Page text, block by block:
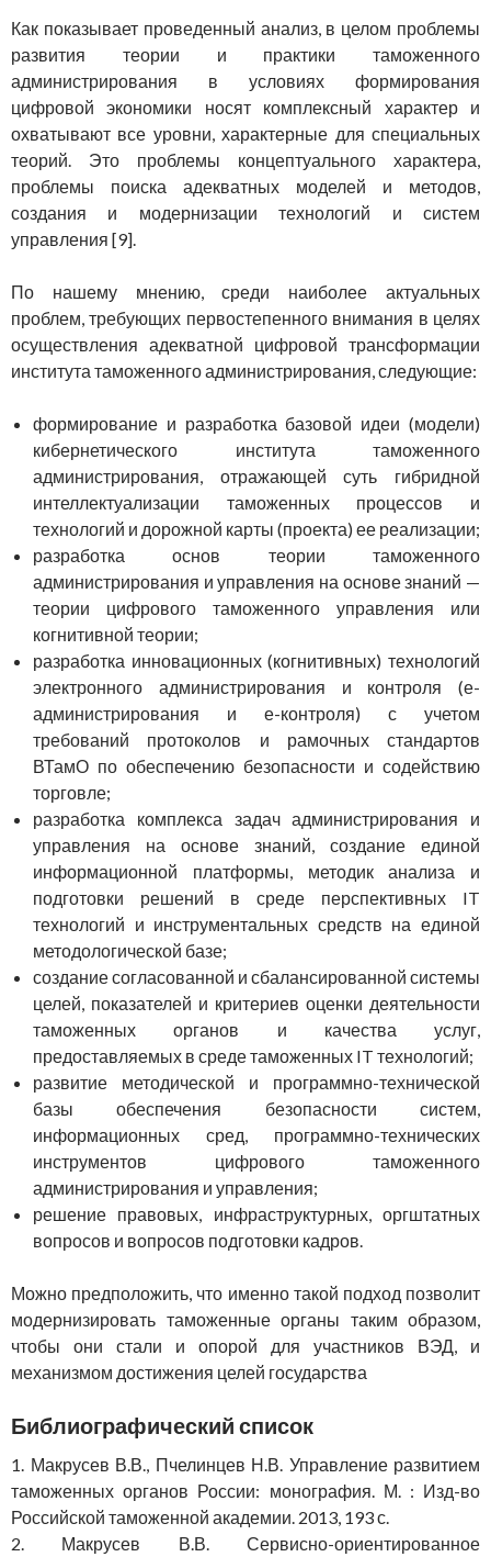
Как показывает проведенный анализ, в целом проблемы
развития теории и практики таможенного
администрирования в условиях формирования
цифровой экономики носят комплексный характер и
охватывают все уровни, характерные для специальных
теорий. Это проблемы концептуального характера,
проблемы поиска адекватных моделей и методов,
создания и модернизации технологий и систем
управления [9].
По нашему мнению, среди наиболее актуальных
проблем, требующих первостепенного внимания в целях
осуществления адекватной цифровой трансформации
института таможенного администрирования, следующие:
формирование и разработка базовой идеи (модели)
кибернетического института таможенного
администрирования, отражающей суть гибридной
интеллектуализации таможенных процессов и
технологий и дорожной карты (проекта) ее реализации;
разработка основ теории таможенного
администрирования и управления на основе знаний —
теории цифрового таможенного управления или
когнитивной теории;
разработка инновационных (когнитивных) технологий
электронного администрирования и контроля (е-
администрирования и е-контроля) с учетом
требований протоколов и рамочных стандартов
ВТамО по обеспечению безопасности и содействию
торговле;
разработка комплекса задач администрирования и
управления на основе знаний, создание единой
информационной платформы, методик анализа и
подготовки решений в среде перспективных IT
технологий и инструментальных средств на единой
методологической базе;
создание согласованной и сбалансированной системы
целей, показателей и критериев оценки деятельности
таможенных органов и качества услуг,
предоставляемых в среде таможенных IT технологий;
развитие методической и программно-технической
базы обеспечения безопасности систем,
информационных сред, программно-технических
инструментов цифрового таможенного
администрирования и управления;
решение правовых, инфраструктурных, оргштатных
вопросов и вопросов подготовки кадров.
Можно предположить, что именно такой подход позволит
модернизировать таможенные органы таким образом,
чтобы они стали и опорой для участников ВЭД, и
механизмом достижения целей государства
Библиографический список
1. Макрусев В.В., Пчелинцев Н.В. Управление развитием
таможенных органов России: монография. М. : Изд-во
Российской таможенной академии. 2013, 193 с.
2. Макрусев В.В. Сервисно-ориентированное